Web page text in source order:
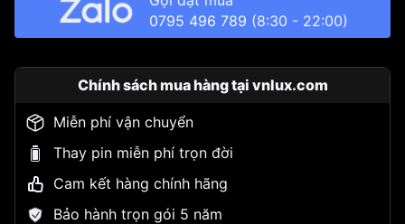
0795 496 789 (8:30 - 22:00)
Chính sách mua hàng tại vnlux.com
Miễn phí vận chuyển
Thay pin miễn phí trọn đời
Cam kết hàng chính hãng
Bảo hành trọn gói 5 năm